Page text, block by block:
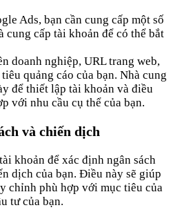
Ads, bạn cần cung cấp một số
cấp tài khoản để có thể bắt
doanh nghiệp, URL trang web,
quảng cáo của bạn. Nhà cung
để thiết lập tài khoản và điều
với nhu cầu cụ thể của bạn.
và chiến dịch
khoản để xác định ngân sách
dịch của bạn. Điều này sẽ giúp
chỉnh phù hợp với mục tiêu của
tư của bạn.